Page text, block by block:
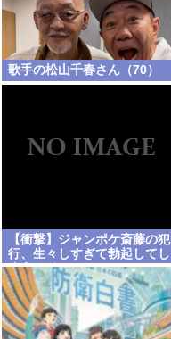
歌手の松山千春さん（70）
【衝撃】ジャンポケ斎藤の犯
行、生々しすぎて勃起してし
まうレベルwww